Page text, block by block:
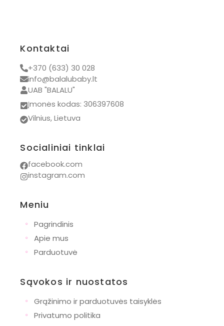
Kovap
Mrs. Ertha
Numskull
PAZ Rodriguez
Wishbone
Dovanos
Naujagimiams
Gimtadieniui
Pirmajai komunijai
Mamoms
Krepšiai
Naujienos
Nauji žaislai
Nauji drabužiai
Kontaktai
+370 (633) 30 028
info@balalubaby.lt
UAB "BALALU"
Įmonės kodas: 306397608
Vilnius, Lietuva
Socialiniai tinklai
facebook.com
instagram.com
Meniu
◦
Pagrindinis
◦ Apie mus
◦ Parduotuvė
Sąvokos ir nuostatos
◦
Grąžinimo ir parduotuvės taisyklės
◦ Privatumo politika